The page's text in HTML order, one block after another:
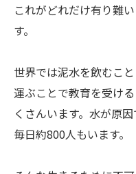
これがどれだけ有り難
す。
世界では泥水を飲むこ
運ぶことで教育を受け
くさんいます。水が原
毎日約800人もいます。